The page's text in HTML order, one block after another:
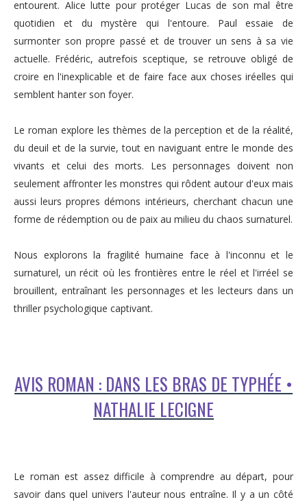
entourent. Alice lutte pour protéger Lucas de son mal être
quotidien et du mystère qui l'entoure. Paul essaie de
surmonter son propre passé et de trouver un sens à sa vie
actuelle. Frédéric, autrefois sceptique, se retrouve obligé de
croire en l'inexplicable et de faire face aux choses iréelles qui
semblent hanter son foyer.
Le roman explore les thèmes de la perception et de la réalité,
du deuil et de la survie, tout en naviguant entre le monde des
vivants et celui des morts. Les personnages doivent non
seulement affronter les monstres qui rôdent autour d'eux mais
aussi leurs propres démons intérieurs, cherchant chacun une
forme de rédemption ou de paix au milieu du chaos surnaturel.
Nous explorons la fragilité humaine face à l'inconnu et le
surnaturel, un récit où les frontières entre le réel et l'irréel se
brouillent, entraînant les personnages et les lecteurs dans un
thriller psychologique captivant.
AVIS ROMAN : DANS LES BRAS DE TYPHÉE •
NATHALIE LECIGNE
Le roman est assez difficile à comprendre au départ, pour
savoir dans quel univers l'auteur nous entraîne. Il y a un côté